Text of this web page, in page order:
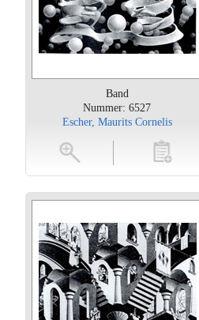
Band
Nummer: 6527
Escher, Maurits Cornelis
toevoegen